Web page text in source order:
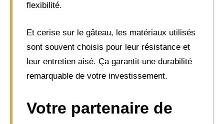
flexibilité.
Et cerise sur le gâteau, les matériaux utilisés
sont souvent choisis pour leur résistance et
leur entretien aisé. Ça garantit une durabilité
remarquable de votre investissement.
Votre partenaire de